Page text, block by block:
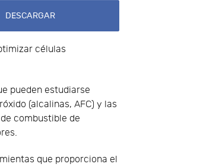
DESCARGAR
células
pueden estudiarse
(alcalinas, AFC) y las
combustible de
que proporciona el